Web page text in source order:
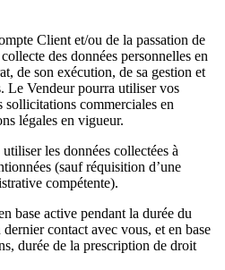
Client et/ou de la passation de
des données personnelles en
de son exécution, de sa gestion et
Le Vendeur pourra utiliser vos
sollicitations commerciales en
légales en vigueur.
les données collectées à
(sauf réquisition d’une
compétente).
base active pendant la durée du
contact avec vous, et en base
durée de la prescription de droit